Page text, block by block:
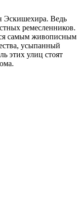
Ведь
ремесленников.
самым живописным
усыпанный
этих улиц стоят